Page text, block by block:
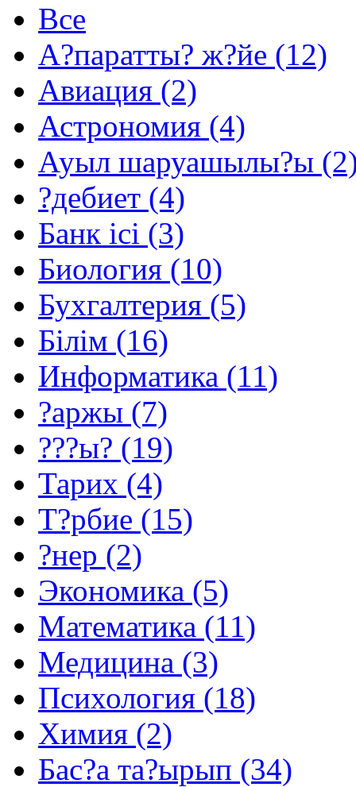
Все
А?паратты? ж?йе (12)
Авиация (2)
Астрономия (4)
Ауыл шаруашылы?ы
?дебиет (4)
Банк ісі (3)
Биология (10)
Бухгалтерия (5)
Білім (16)
Информатика (11)
?аржы (7)
???ы? (19)
Тарих (4)
Т?рбие (15)
?нер (2)
Экономика (5)
Математика (11)
Медицина (3)
Психология (18)
Химия (2)
Бас?а та?ырып (34)